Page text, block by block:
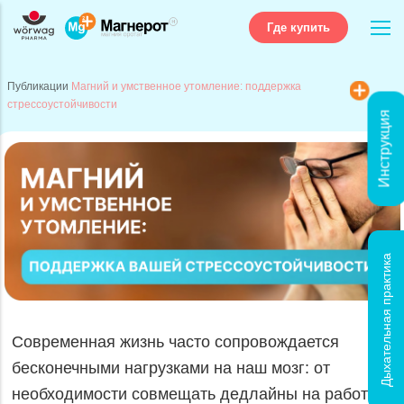
Дыхательная практика
Где купить
Публикации Магний и умственное утомление: поддержка
стрессоустойчивости
Магнийи умственное утомление:
Современная жизнь часто сопровождается
бесконечными нагрузками на наш мозг: от
необходимости совмещать дедлайны на работе и
Инструкция